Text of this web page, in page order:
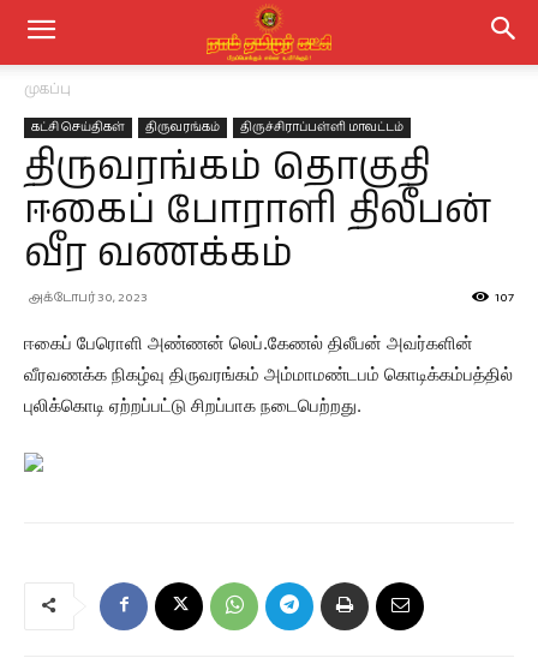
முகப்பு
கட்சி செய்திகள் திருவரங்கம் திருச்சிராப்பள்ளி மாவட்டம்
திருவரங்கம் தொகுதி
ஈகைப் போராளி திலீபன்
வீர வணக்கம்
அக்டோபர் 30, 2023 107
ஈகைப் பேரொளி அண்ணன் லெப்.கேணல் திலீபன் அவர்களின்
வீரவணக்க நிகழ்வு திருவரங்கம் அம்மாமண்டபம் கொடிக்கம்பத்தில்
புலிக்கொடி ஏற்றப்பட்டு சிறப்பாக நடைபெற்றது.